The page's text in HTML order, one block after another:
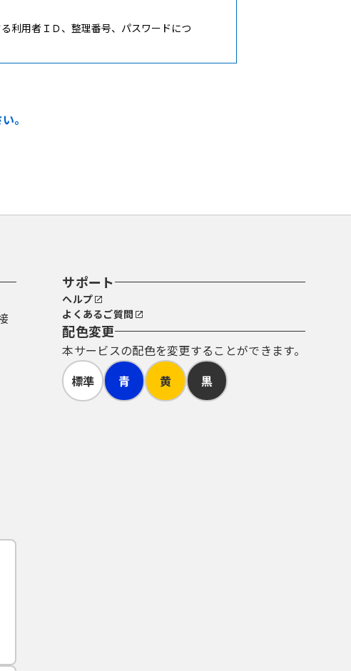
利用者ＩＤ、整理番号、パスワードにつ
おいて準備しなければなりません。また
て別に定めがある場合はこの限りではあ
たときは、利用者への事前の通知を行う
は、「個人情報の保護に関する法律」に
ービスを利用したことにより発生した利
た損害について、一切責任を負いませ
した手続により位置情報を回答する場
。
サポート
ヘルプ
よくあるご質問
配色変更
本サービスの配色を変更することができます。
標準
青 黄 黒